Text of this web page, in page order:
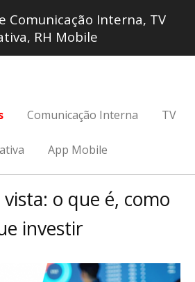
Comunicação Interna, TV
RH Mobile
Comunicação Interna TV
App Mobile
vista: o que é, como
investir